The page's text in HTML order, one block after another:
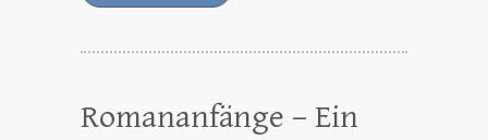
Romananfänge – Ein